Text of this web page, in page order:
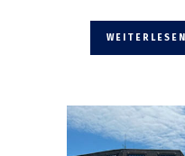
WEITERLESEN